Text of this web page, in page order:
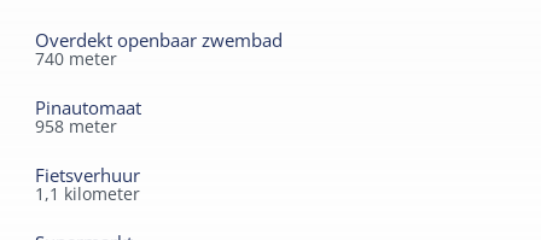
Overdekt openbaar zwembad
740 meter
Pinautomaat
958 meter
Fietsverhuur
1,1 kilometer